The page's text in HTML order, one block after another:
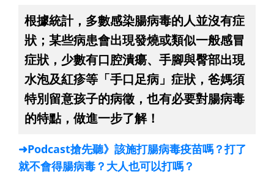
根據統計，多數感染腸病毒的人並沒有症
狀；某些病患會出現發燒或類似一般感冒
症狀，少數有口腔潰瘍、手腳與臀部出現
水泡及紅疹等「手口足病」症狀，爸媽須
特別留意孩子的病徵，也有必要對腸病毒
的特點，做進一步了解！
➜Podcast搶先聽》該施打腸病毒疫苗嗎？打了
就不會得腸病毒？大人也可以打嗎？